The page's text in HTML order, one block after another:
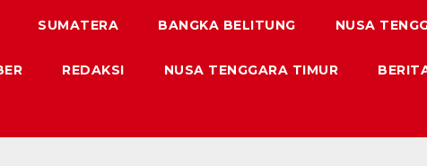
SUMATERA BANGKA BELITUNG NUSA
REDAKSI NUSA TENGGARA TIMUR